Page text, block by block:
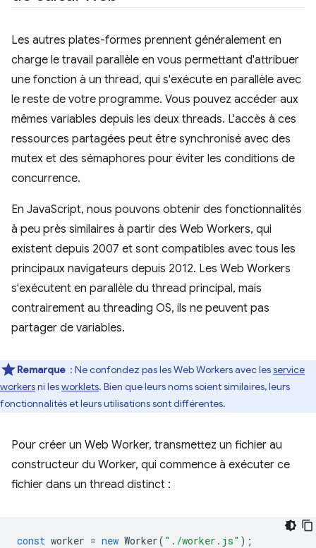
Les autres plates-formes prennent généralement en
charge le travail parallèle en vous permettant d'attribuer
une fonction à un thread, qui s'exécute en parallèle avec
le reste de votre programme. Vous pouvez accéder aux
mêmes variables depuis les deux threads. L'accès à ces
ressources partagées peut être synchronisé avec des
mutex et des sémaphores pour éviter les conditions de
concurrence.
En JavaScript, nous pouvons obtenir des fonctionnalités
à peu près similaires à partir des Web Workers, qui
existent depuis 2007 et sont compatibles avec tous les
principaux navigateurs depuis 2012. Les Web Workers
s'exécutent en parallèle du thread principal, mais
contrairement au threading OS, ils ne peuvent pas
partager de variables.
Remarque : Ne confondez pas les Web Workers avec lesservice
workersni lesworklets. Bien que leurs noms soient similaires, leurs
fonctionnalités et leurs utilisations sont différentes.
Pour créer un Web Worker, transmettez un fichier au
constructeur du Worker, qui commence à exécuter ce
fichier dans un thread distinct :
const worker = new Worker( "./worker.js" );